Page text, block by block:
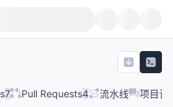
7 Pull Requests4 流水线 项目讨